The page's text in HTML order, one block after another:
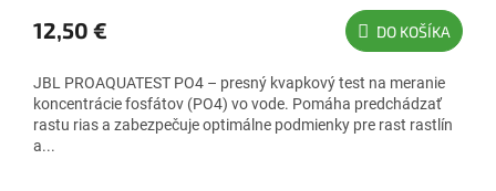
12,50 € DO KOŠÍKA
JBL PROAQUATEST PO4 – presný kvapkový test na meranie
koncentrácie fosfátov (PO4) vo vode. Pomáha predchádzať
rastu rias a zabezpečuje optimálne podmienky pre rast rastlín
a...